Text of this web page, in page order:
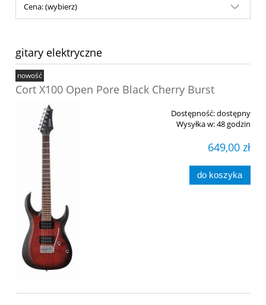
Cena: (wybierz)
gitary elektryczne
Cort X100 Open Pore Black Cherry Burst
Dostępność:dostępny
Wysyłka w:48 godzin
649,00 zł
do koszyka
nowość